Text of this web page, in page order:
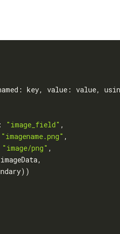
: key, value: value,
"image_field" ,
"imagename.png" ,
"image/png" ,
imageData,
) )